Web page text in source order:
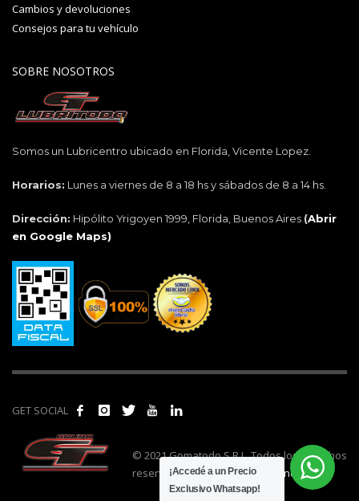
Cambios y devoluciones
Consejos para tu vehículo
SOBRE NOSOTROS
Somos un Lubricentro ubicado en Florida, Vicente Lopez.
Horarios: Lunes a viernes de 8 a 18 hs y sábados de 8 a 14 hs.
Dirección: Hipólito Yrigoyen 1999, Florida, Buenos Aires (Abrir
en Google Maps)
GET SOCIAL
© 2021 Gomatodo S.R.L. Todos los derechos
reservados. | Realizado por
cónclave.
¡Accedé a un Precio
Exclusivo Whatsapp!